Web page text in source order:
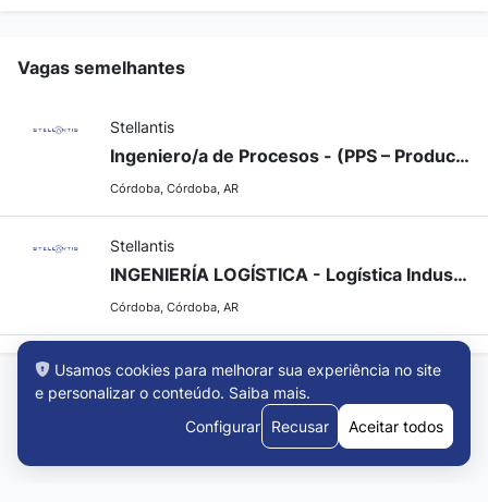
Vagas semelhantes
Stellantis
Ingeniero/a de Procesos - (PPS – Product & Process Specialist)
Córdoba, Córdoba, AR
Stellantis
INGENIERÍA LOGÍSTICA - Logística Industrial y Abastecimiento
Córdoba, Córdoba, AR
Usamos cookies para melhorar sua experiência no site
e personalizar o conteúdo. Saiba mais.
Configurar
Recusar Aceitar todos